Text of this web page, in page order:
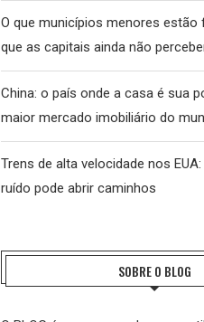
O que municípios menores
que as capitais ainda não
China: o país onde a casa é sua
maior mercado imobiliário do
Trens de alta velocidade nos
ruído pode abrir caminhos
SOBRE O BLOG